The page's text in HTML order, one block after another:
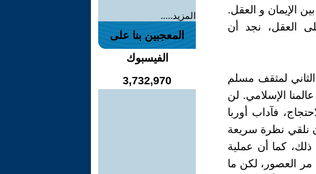
الإيمان و العقل.
العقل، نجد أن
الثاني لمثقف مسلم
الإسلامي. لن
فآداب أوربا
نلقي نظرة سريعة
كما أن عملية
مر العصور، لكن ما
المزيد.....
المعجبين بنا على
الفيسبوك
3,732,970